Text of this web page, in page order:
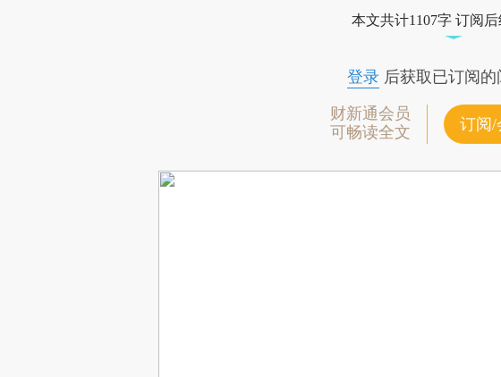
本文共计1107字 订阅
登录后获取已订阅的
财新通会员
可畅读全文
订阅/